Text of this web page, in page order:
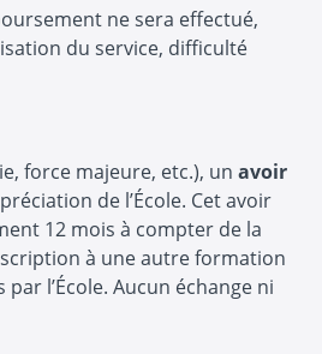
ne sera effectué,
du service, difficulté
force majeure, etc.), un avoir
de l’École. Cet avoir
12 mois à compter de la
à une autre formation
l’École. Aucun échange ni